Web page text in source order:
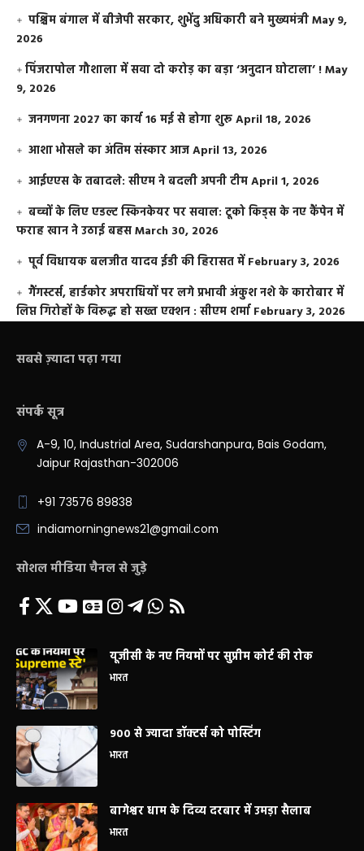
पश्चिम बंगाल में बीजेपी सरकार, शुभेंदु अधिकारी बने मुख्यमंत्रीMay 9,
2026
​पिंजरापोल गौशाला में सवा दो करोड़ का बड़ा ‘अनुदान घोटाला’ !May
9, 2026
जनगणना 2027 का कार्य 16 मई से होगा शुरूApril 18, 2026
आशा भोसले का अंतिम संस्कार आजApril 13, 2026
आईएएस के तबादले: सीएम ने बदली अपनी टीमApril 1, 2026
बच्चों के लिए एडल्ट स्किनकेयर पर सवाल: टूको किड्स के नए कैंपेन में
फराह खान ने उठाई बहसMarch 30, 2026
पूर्व विधायक बलजीत यादव ईडी की हिरासत में February 3, 2026
गैंगस्टर्स, हार्डकोर अपराधियों पर लगे प्रभावी अंकुश नशे के कारोबार में
लिप्त गिरोहों के विरूद्ध हो सख्त एक्शन : सीएम शर्मा February 3, 2026
सबसे ज़्यादा पढ़ा गया
संपर्क सूत्र
A-9, 10, Industrial Area, Sudarshanpura, Bais Godam,
Jaipur Rajasthan-302006
+91 73576 89838
indiamorningnews21@gmail.com
सोशल मीडिया चैनल से जुड़े
यूजीसी के नए नियमों पर सुप्रीम कोर्ट की रोक
भारत
900 से ज्यादा डॉक्टर्स को पोस्टिंग
भारत
बागेश्वर धाम के दिव्य दरबार में उमड़ा सैलाब
भारत